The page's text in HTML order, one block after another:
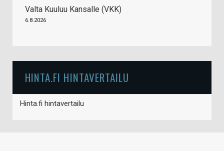
Valta Kuuluu Kansalle (VKK)
6.8.2026
HINTA.FI HINTAVERTAILU
Hinta.fi hintavertailu